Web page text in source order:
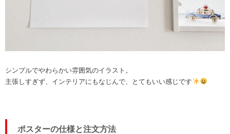
シンプルでやわらかい雰囲気のイラスト。
主張しすぎず、インテリアにもなじんで、とてもいい感じです
ポスターの仕様と注文方法